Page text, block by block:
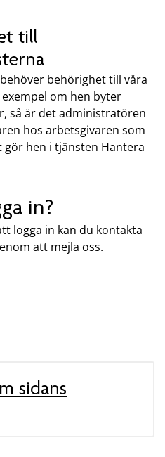
till
behörighet till våra
om hen byter
så är det administratören
hos arbetsgivaren som
hen i tjänsten Hantera
in?
logga in kan du kontakta
att mejla oss.
sidans